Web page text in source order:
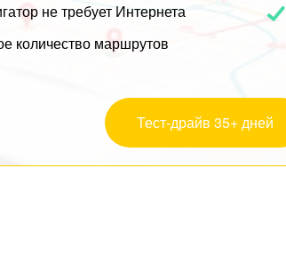
не требует Интернета
количество маршрутов
Тест-драйв 35+ дней